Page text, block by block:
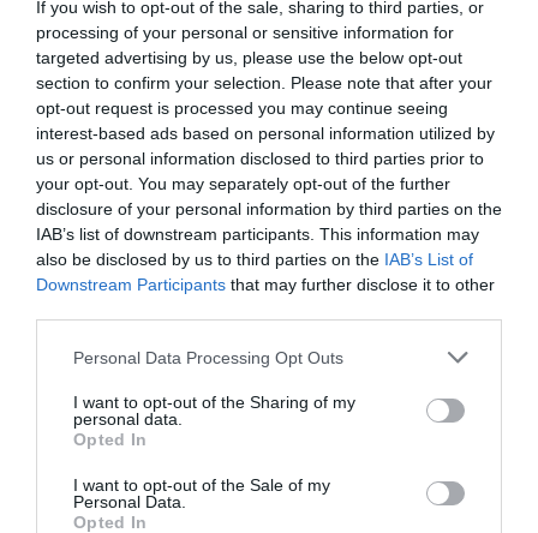
If you wish to opt-out of the sale, sharing to third parties, or
processing of your personal or sensitive information for
targeted advertising by us, please use the below opt-out
section to confirm your selection. Please note that after your
opt-out request is processed you may continue seeing
interest-based ads based on personal information utilized by
us or personal information disclosed to third parties prior to
your opt-out. You may separately opt-out of the further
disclosure of your personal information by third parties on the
IAB’s list of downstream participants. This information may
also be disclosed by us to third parties on the IAB’s List of
Downstream Participants that may further disclose it to other
Personal Data Processing Opt Outs
I want to opt-out of the Sharing of my
personal data.
Opted In
I want to opt-out of the Sale of my
Personal Data.
Opted In
toppen. Jag strödde även över lite flingsalt.
Hemgjord...